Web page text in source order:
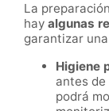
La
hay algunas
garantizar
Higiene
antes de
podrá